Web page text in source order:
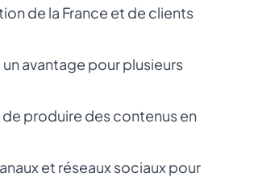
de la France et de clients
avantage pour plusieurs
produire des contenus en
et réseaux sociaux pour